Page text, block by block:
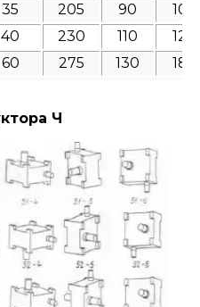
35 205 90
10
40 230 110
12
60 275 130 18
Ч